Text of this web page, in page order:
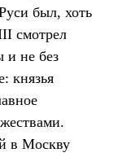
был, хоть
смотрел
и не без
князья
в Москву